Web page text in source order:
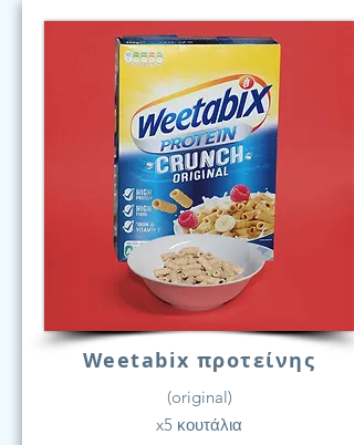
Weetabix προτείνης
(original)
x5 κουτάλια